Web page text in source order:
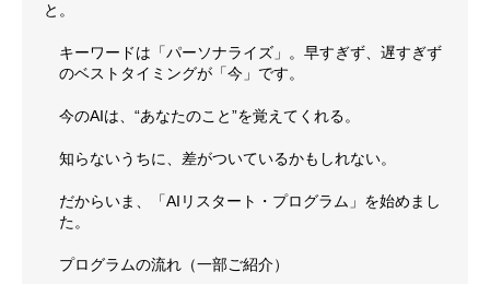
と。
キーワードは「パーソナライズ」。早すぎず、遅すぎず
のベストタイミングが「今」です。
今のAIは、“あなたのこと”を覚えてくれる。
知らないうちに、差がついているかもしれない。
だからいま、「AIリスタート・プログラム」を始めまし
た。
プログラムの流れ（一部ご紹介）